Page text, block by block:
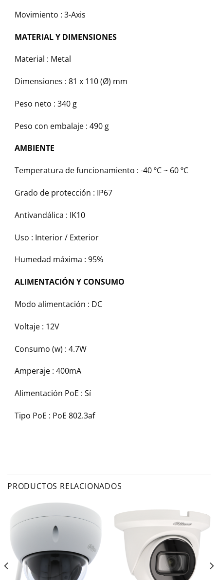
Movimiento : 3-Axis
MATERIAL Y DIMENSIONES
Material : Metal
Dimensiones : 81 x 110 (Ø) mm
Peso neto : 340 g
Peso con embalaje : 490 g
AMBIENTE
Temperatura de funcionamiento : -40 ºC ~ 60 ºC
Grado de protección : IP67
Antivandálica : IK10
Uso : Interior / Exterior
Humedad máxima : 95%
ALIMENTACIÓN Y CONSUMO
Modo alimentación : DC
Voltaje : 12V
Consumo (w) : 4.7W
Amperaje : 400mA
Alimentación PoE : Sí
Tipo PoE : PoE 802.3af
PRODUCTOS RELACIONADOS